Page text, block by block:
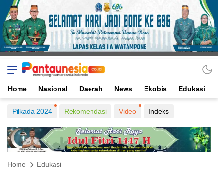
Home Nasional Daerah News Ekobis Edukasi
Pilkada 2024 Rekomendasi Video Indeks
Home Edukasi